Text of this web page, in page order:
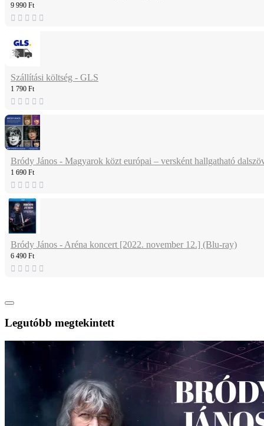
9 990 Ft
Szállítási költség - GLS
1 790 Ft
Bródy János - Magyarok közt európai – versként hallgatható
1 690 Ft
Bródy János - Aréna koncert [2022. november 12.] (Blu-ray)
6 490 Ft
Legutóbb megtekintett